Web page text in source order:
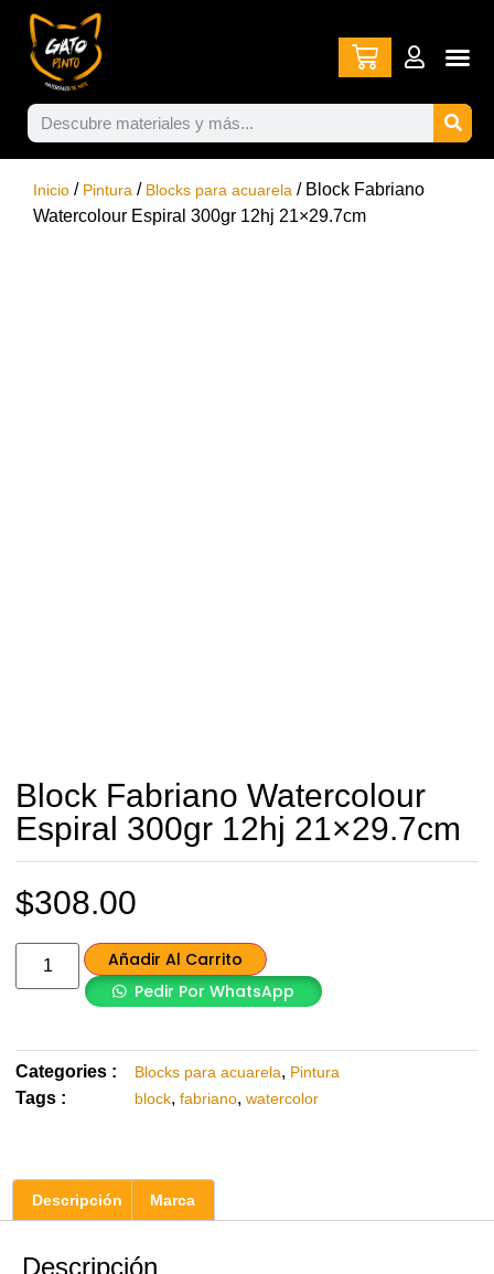
Inicio / Pintura / Blocks para acuarela / Block Fabriano
Watercolour Espiral 300gr 12hj 21×29.7cm
Block Fabriano Watercolour
Espiral 300gr 12hj 21×29.7cm
$308.00
Añadir Al Carrito
Pedir Por WhatsApp
Categories : Blocks para acuarela, Pintura
Tags : block, fabriano, watercolor
Descripción Marca
Descripción